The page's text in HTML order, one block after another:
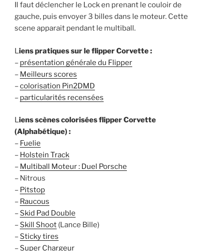
Il faut déclencher le Lock en prenant le couloir de
gauche, puis envoyer 3 billes dans le moteur. Cette
scene apparait pendant le multiball.
Liens pratiques sur le flipper Corvette :
– présentation générale du Flipper
– Meilleurs scores
–colorisation Pin2DMD
– particularités recensées
Liens scènes colorisées flipper Corvette
(Alphabétique) :
– Fuelie
– Holstein Track
– Multiball Moteur : Duel Porsche
– Nitrous
– Pitstop
– Raucous
– Skid Pad Double
– Skill Shoot (Lance Bille)
– Sticky tires
– Super Chargeur